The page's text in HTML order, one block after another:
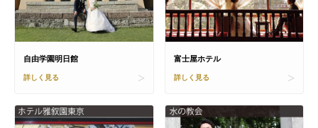
自由学園明日館
詳しく見る
富士屋ホテル
詳しく見る